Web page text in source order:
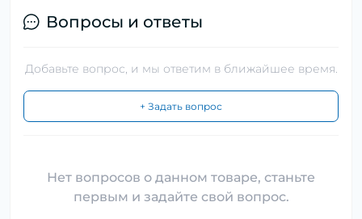
Вопросы и ответы
Добавьте вопрос, и мы ответим в ближайшее время.
+ Задать вопрос
Нет вопросов о данном товаре, станьте
первым и задайте свой вопрос.